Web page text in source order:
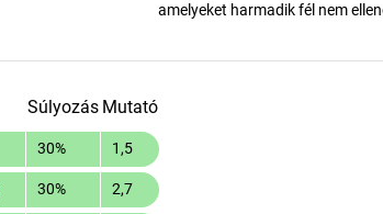
amelyeket harmadik fél nem
Súlyozás Mutató
30% 1,5
30% 2,7